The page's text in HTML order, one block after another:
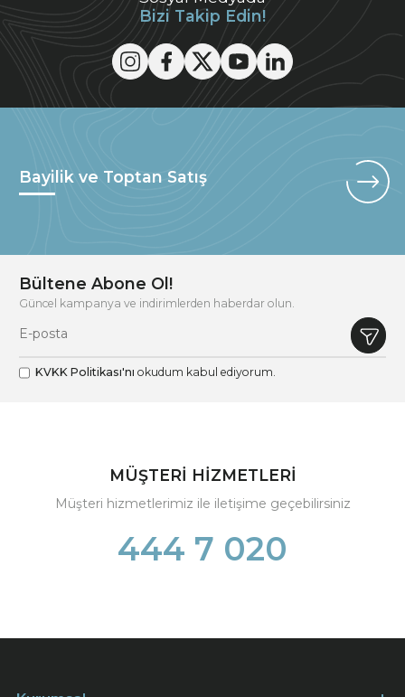
Bizi Takip Edin!
Bayilik ve Toptan Satış
Bültene Abone Ol!
Güncel kampanya ve indirimlerden haberdar olun.
KVKK Politikası'nı okudum kabul ediyorum.
MÜŞTERİ HİZMETLERİ
Müşteri hizmetlerimiz ile iletişime geçebilirsiniz
444 7 020